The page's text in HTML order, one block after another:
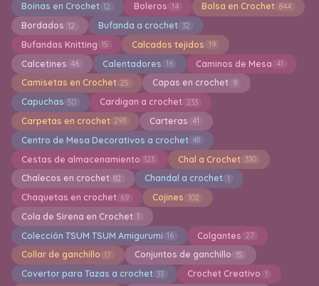
Boinas en Crochet 12 Boleros 14 Bolsa en Crochet 844
Bordados 12 Bufanda a crochet 32
Bufandas Knitting 15 Calcados tejidos 19
Calcetines 46 Calentadores 16 Caminos de Mesa 41
Camisetas en Crochet 25 Capas en crochet 9
Capuchas 50 Cardigan a crochet 233
Carpetas en crochet 293 Carteras 41
Centro de Mesa Decorativos a crochet 48
Cestas de almacenamiento 123 Chal a Crochet 330
Chalecos en crochet 82 Chandal a crochet 1
Chaquetas en crochet 69 Cojines 102
Cola de Sirena en Crochet 1
Colección TSUM TSUM Amigurumi 16 Colgantes 27
Collar de ganchillo 17 Conjuntos de ganchillo 15
Covertor para Tazas a crochet 33 Crochet Creativo 1